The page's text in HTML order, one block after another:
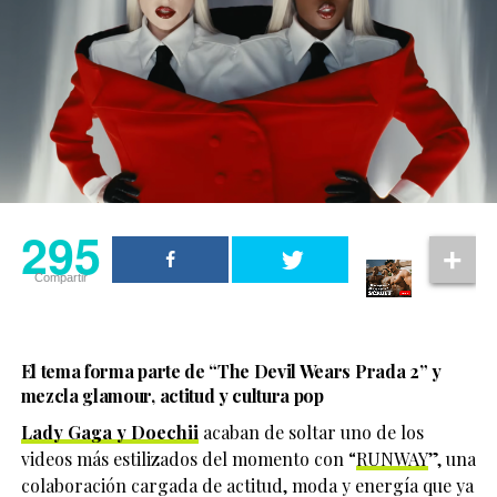
Una publicación compartida de El Clóset LGBT (@elclosetlgbt)
295
Compartir
antes de perder contacto con sus familiares y
amistades, ambos compartieron su ubicación en tiempo
real con una amiga cercana. Horas después, sus
teléfonos celulares dejaron de emitir señal y fueron
apagados. La última ubicación conocida se registró
durante la tarde del 20 de mayo.
movimientos bancarios realizados después de su
desaparición, lo que impulsó las investigaciones que
finalmente llevaron al hallazgo de la fosa clandestina.
295
Compartir
El tema forma parte de “The Devil Wears Prada 2”y
mezcla glamour, actitud y cultura pop
Lady Gaga y Doechii acaban de soltar uno de los
videos más estilizados del momento con “RUNWAY”, una
colaboración cargada de actitud, moda y energía que ya